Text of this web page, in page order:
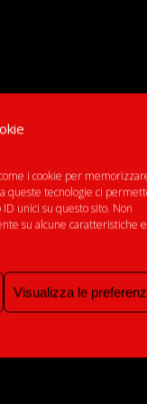
i cookie per
queste tecnologie ci
unici su questo sito. Non
su alcune caratteristiche e
Visualizza le
DATE: